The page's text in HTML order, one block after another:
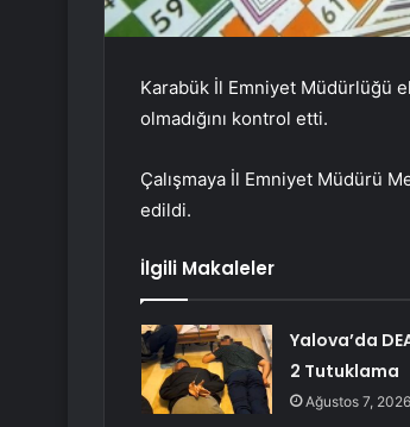
Karabük İl Emniyet Müdürlüğü
olmadığını kontrol etti.
Çalışmaya İl Emniyet Müdürü
edildi.
İlgili Makaleler
Yalova’da
2 Tutuklama
Ağustos 7, 2026